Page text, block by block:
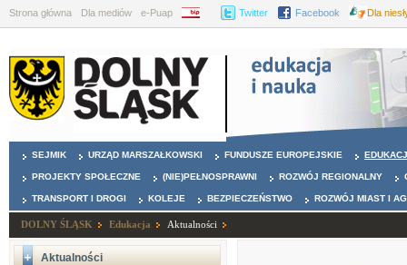
Strona główna Dla mediów e-Puap BIP Twitter Facebook Dla
SEJMIK URZĄD MARSZAŁKOWSKI FUNDUSZE EUROPEJSKIE
PROJEKTY SPOŁECZNE (NIE)PEŁNOSPRAWNI ROZWÓJ REGIONALNY
TRANSPORT I DROGI KOLEJE BEZPIECZEŃSTWO ROZWÓJ MIAST I
DOLNY ŚLĄSK Edukacja Aktualności
Aktualności